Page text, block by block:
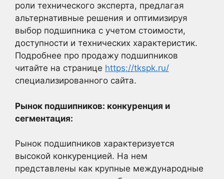
роли технического эксперта, предлагая
альтернативные решения и оптимизируя
выбор подшипника с учетом стоимости,
доступности и технических характеристик.
Подробнее про продажу подшипников
читайте на странице https://tkspk.ru/
специализированного сайта.
Рынок подшипников: конкуренция и
сегментация:
Рынок подшипников характеризуется
высокой конкуренцией. На нем
представлены как крупные международные